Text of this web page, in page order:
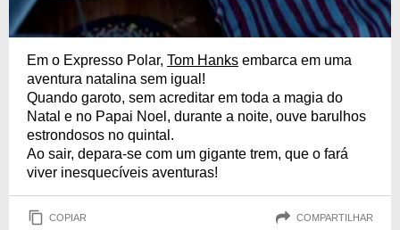
Em o Expresso Polar, Tom Hanks embarca em uma
aventura natalina sem igual!
Quando garoto, sem acreditar em toda a magia do
Natal e no Papai Noel, durante a noite, ouve barulhos
estrondosos no quintal.
Ao sair, depara-se com um gigante trem, que o fará
viver inesquecíveis aventuras!
COPIAR COMPARTILHAR